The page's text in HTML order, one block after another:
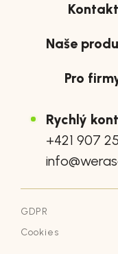
Kontakt
Naše
Pro
Rychlý
+421 907
GDPR
Cookies